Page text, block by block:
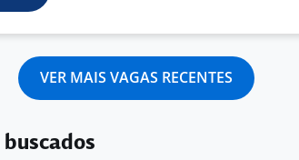
VER MAIS VAGAS RECENTES
buscados